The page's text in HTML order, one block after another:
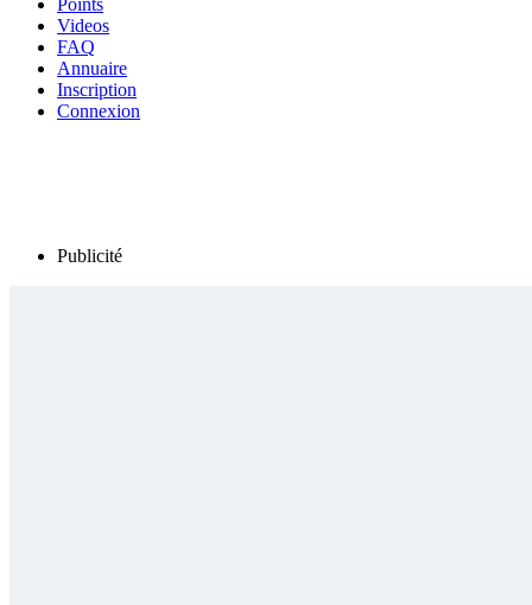
Videos
FAQ
Annuaire
Inscription
Connexion
Publicité